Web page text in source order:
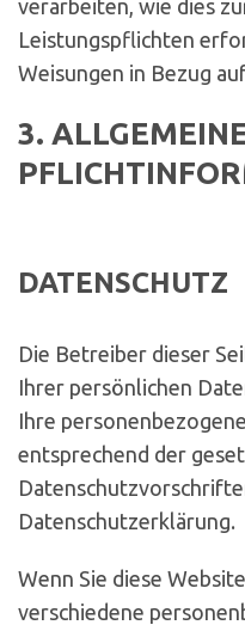
verarbeiten, wie dies
Leistungspflichten
Weisungen in Bezug
3.
DATENSCHUTZ
Die Betreiber dieser
Ihrer persönlichen
Ihre
entsprechend der
Datenschutzerklärung.
Wenn Sie diese
verschiedene